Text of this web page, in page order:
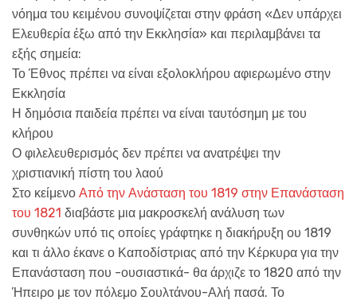
νόημα του κειμένου συνοψίζεται στην φράση «Δεν υπάρχει
Ελευθερία έξω από την Εκκλησία» και περιλαμβάνει τα
εξής σημεία:
Το Έθνος πρέπει να είναι εξολοκλήρου αφιερωμένο στην
Εκκλησία
Η δημόσια παιδεία πρέπει να είναι ταυτόσημη με του
κλήρου
Ο φιλελευθερισμός δεν πρέπει να ανατρέψει την
χριστιανική πίστη του λαού
Στο κείμενο Από την Ανάσταση του 1819 στην Επανάσταση
του 1821 διαβάστε μια μακροσκελή ανάλυση των
συνθηκών υπό τις οποίες γράφτηκε η διακήρυξη ου 1819
και τι άλλο έκανε ο Καποδίστριας από την Κέρκυρα για την
Επανάσταση που -ουσιαστικά- θα άρχιζε το 1820 από την
Ήπειρο με τον πόλεμο Σουλτάνου-Αλή πασά. Το